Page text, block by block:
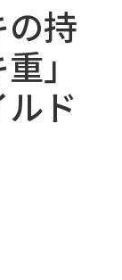
持
」
ド